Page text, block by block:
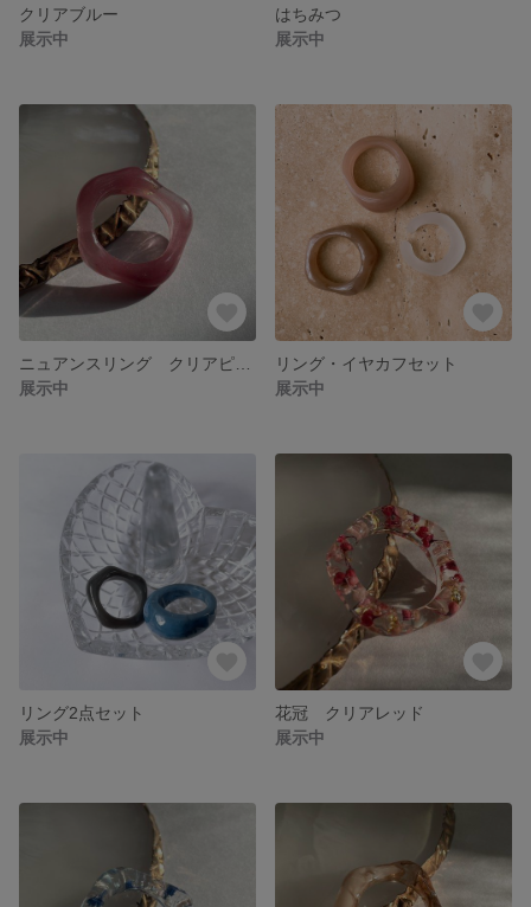
クリアブルー
展示中
はちみつ
展示中
展示中
リング・イヤカフセット
展示中
リング2点セット
展示中
花冠 クリアレッド
展示中